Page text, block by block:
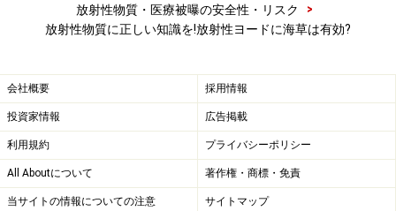
放射性物質・医療被曝の安全性・リスク
>
放射性物質に正しい知識を!放射性ヨードに海草は有効?
会社概要 採用情報
投資家情報 広告掲載
利用規約 プライバシーポリシー
All Aboutについて 著作権・商標・免責
当サイトの情報についての注意 サイトマップ